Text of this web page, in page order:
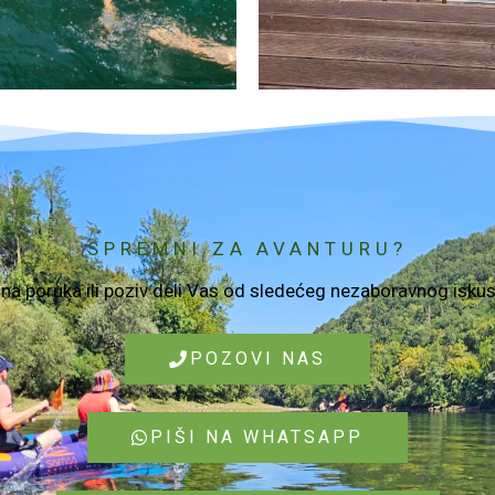
SPREMNI ZA AVANTURU?
poruka ili poziv deli Vas od sledećeg nezaboravnog
POZOVI NAS
PIŠI NA WHATSAPP